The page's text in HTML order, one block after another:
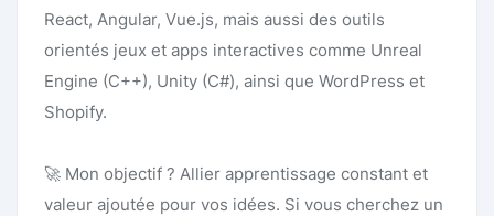
React, Angular, Vue.js, mais aussi des outils
orientés jeux et apps interactives comme Unreal
Engine (C++), Unity (C#), ainsi que WordPress et
Shopify.
🚀 Mon objectif ? Allier apprentissage constant et
valeur ajoutée pour vos idées. Si vous cherchez un